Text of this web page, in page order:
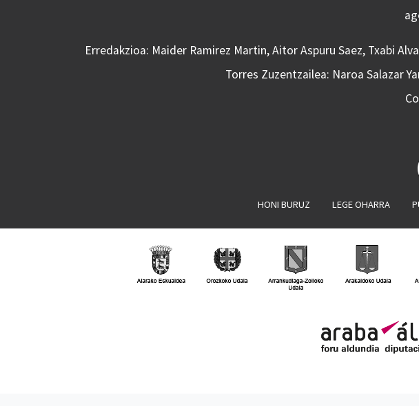
Erredakzioa: Maider Ramirez Martin, Aitor Aspuru Saez, Txabi
Torres Zuzentzailea: Naroa Salazar
HONI BURUZ LEGE OHARRA